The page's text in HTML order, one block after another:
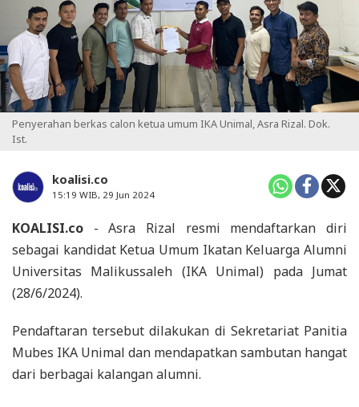
Penyerahan berkas calon ketua umum IKA Unimal, Asra Rizal. Dok.
Ist.
koalisi.co
15:19 WIB, 29 Jun 2024
KOALISI.co - Asra Rizal resmi mendaftarkan diri
sebagai kandidat Ketua Umum Ikatan Keluarga Alumni
Universitas Malikussaleh (IKA Unimal) pada Jumat
(28/6/2024).
Pendaftaran tersebut dilakukan di Sekretariat Panitia
Mubes IKA Unimal dan mendapatkan sambutan hangat
dari berbagai kalangan alumni.